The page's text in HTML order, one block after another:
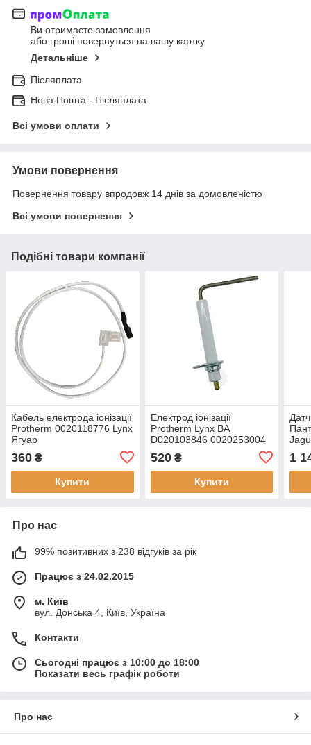
Ви отримаєте замовлення
або гроші повернуться на вашу картку
Детальніше
Післяплата
Нова Пошта - Післяплата
Всі умови оплати
Умови повернення
Повернення товару впродовж 14 днів за домовленістю
Всі умови повернення
Подібні товари компанії
Кабель електрода іонізації
Protherm 0020118776 Lynx
Ягуар
360 ₴
Купити
Електрод іонізації
Protherm Lynx BA
D020103846 0020253004
520₴
Купити
1
Про нас
99% позитивних з 238 відгуків за рік
Працює з 24.02.2015
м. Київ
вул. Донська 4, Київ, Україна
Контакти
Сьогодні працює з 10:00 до 18:00
Показати весь графік роботи
Про нас